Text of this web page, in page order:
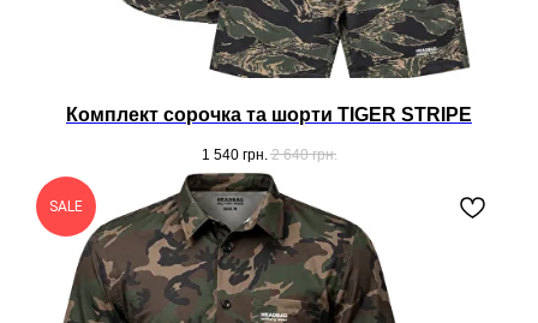
Комплект сорочка та шорти TIGER STRIPE
1 540 грн. 2 640 грн.
SALE